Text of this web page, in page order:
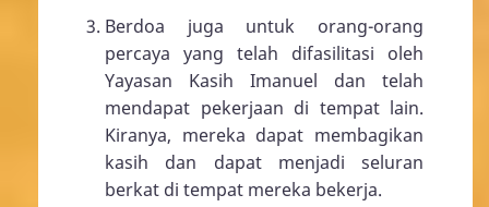
Berdoa juga untuk orang-orang
percaya yang telah difasilitasi oleh
Yayasan Kasih Imanuel dan telah
mendapat pekerjaan di tempat lain.
Kiranya, mereka dapat membagikan
kasih dan dapat menjadi seluran
berkat di tempat mereka bekerja.